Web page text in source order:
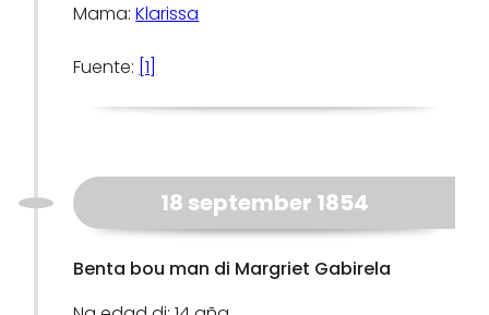
Mama:Klarissa
Fuente: [1]
18 september 1854
Benta bou man di Margriet Gabirela